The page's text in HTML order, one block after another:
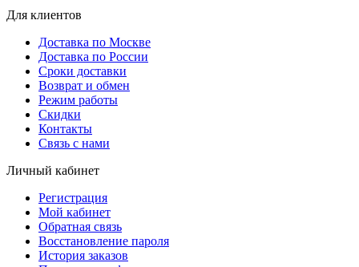
Для клиентов
Доставка по Москве
Доставка по России
Сроки доставки
Возврат и обмен
Режим работы
Скидки
Контакты
Связь с нами
Личный кабинет
Регистрация
Мой кабинет
Обратная связь
Восстановление пароля
История заказов